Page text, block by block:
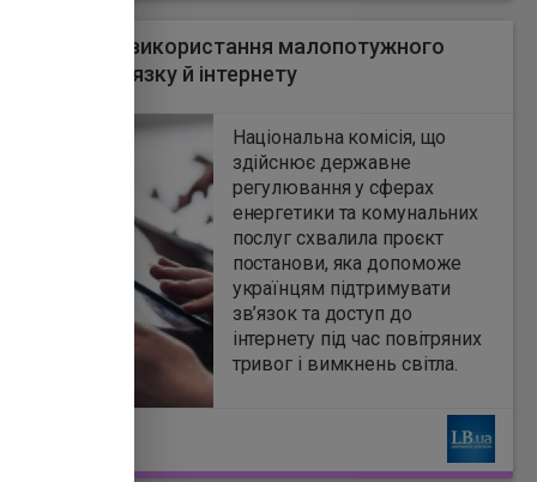
ситуацією та залишає за
собою право вжити нових
спростить використання малопотужного
для зв'язку й інтернету
Національна комісія, що
здійснює державне
регулювання у сферах
енергетики та комунальних
послуг схвалила проєкт
постанови, яка допоможе
українцям підтримувати
зв’язок та доступ до
інтернету під час повітряних
тривог і вимкнень світла.